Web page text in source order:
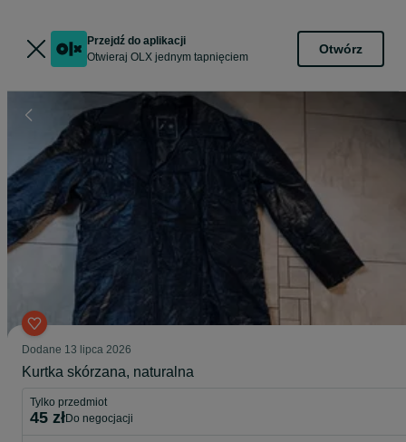
Przejdź do aplikacji
Otwieraj OLX jednym tapnięciem
Otwórz
Dodane 13 lipca 2026
Kurtka skórzana, naturalna
Tylko przedmiot
45 zł do negocjacji